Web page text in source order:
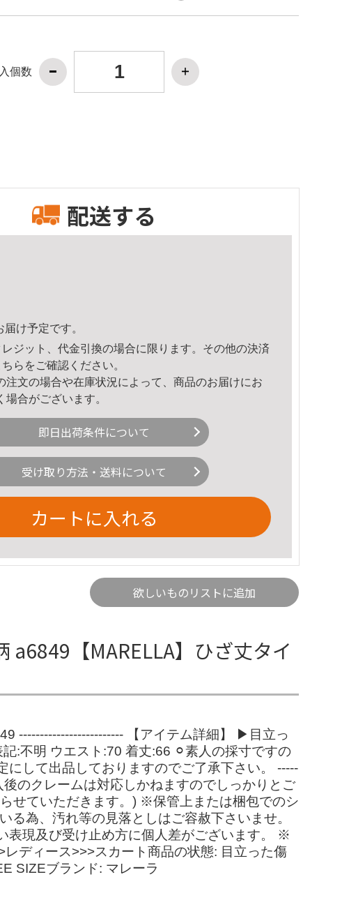
個数
配送する
け予定です。
ジット、代金引換の場合に限ります。その他の決済
ちら をご確認ください。
文の場合や在庫状況によって、商品のお届けにお
場合がございます。
即日出荷条件について
受け取り方法・送料について
カートに入れる
欲しいものリストに追加
a6849【MARELLA】ひざ丈タイ
------------------------- 【アイテム詳細】 ▶目立っ
:不明 ウエスト:70 着丈:66 ⚪︎素人の採寸ですの
して出品しておりますのでご了承下さい。 -----
のクレームは対応しかねますのでしっかりとご
せていただきます。) ※保管上または梱包でのシ
為、汚れ等の見落としはご容赦下さいませ。
表現及び受け止め方に個人差がございます。 ※
ディース>>>スカート商品の状態: 目立った傷
SIZEブランド: マレーラ